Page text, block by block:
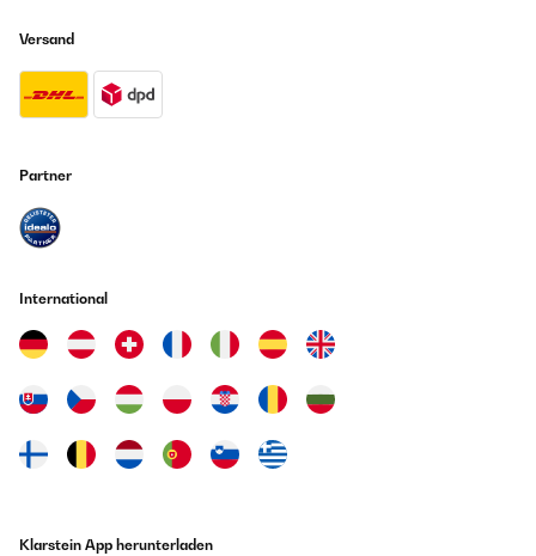
Versand
Partner
International
Klarstein App herunterladen